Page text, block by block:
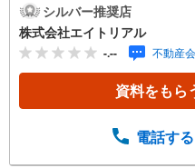
シルバー推奨店
株式会社エイトリアル
-.-- 不動産
資料をもら
電話する